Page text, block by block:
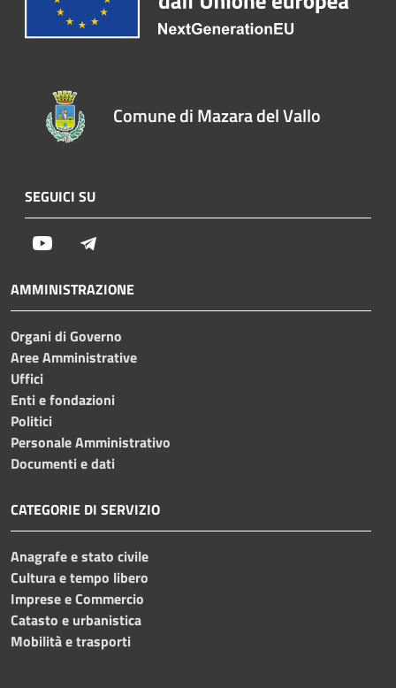
Comune di Mazara del Vallo
SEGUICI SU
Youtube
AMMINISTRAZIONE
Organi di Governo
Aree Amministrative
Uffici
Enti e fondazioni
Politici
Personale Amministrativo
Documenti e dati
CATEGORIE DI SERVIZIO
Anagrafe e stato civile
Cultura e tempo libero
Imprese e Commercio
Catasto e urbanistica
Mobilità e trasporti